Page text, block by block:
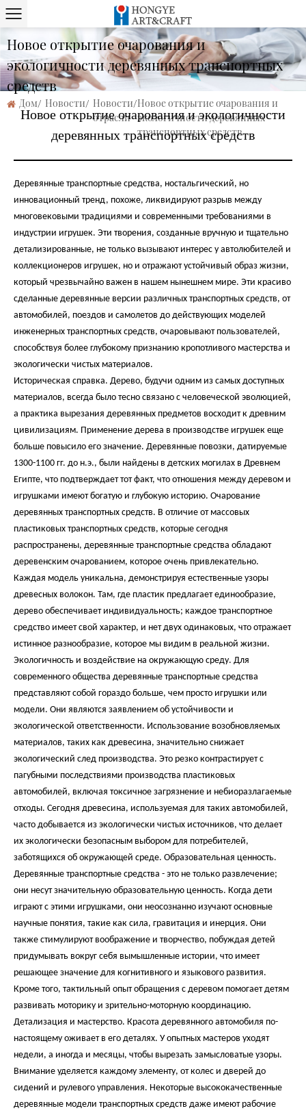
Новое открытие очарования и
экологичности деревянных транспортных
средств
Дом/ Новости/ Новости
отрасли
/Новое открытие очарования и
экологичности деревянных
транспортных средств
Новое открытие очарования и экологичности
деревянных транспортных средств
Деревянные транспортные средства, ностальгический, но
инновационный тренд, похоже, ликвидируют разрыв между
многовековыми традициями и современными требованиями в
индустрии игрушек. Эти творения, созданные вручную и тщательно
детализированные, не только вызывают интерес у автолюбителей и
коллекционеров игрушек, но и отражают устойчивый образ жизни,
который чрезвычайно важен в нашем нынешнем мире. Эти красиво
сделанные деревянные версии различных транспортных средств, от
автомобилей, поездов и самолетов до действующих моделей
инженерных транспортных средств, очаровывают пользователей,
способствуя более глубокому признанию кропотливого мастерства и
экологически чистых материалов.
Историческая справка. Дерево, будучи одним из самых доступных
материалов, всегда было тесно связано с человеческой эволюцией,
а практика вырезания деревянных предметов восходит к древним
цивилизациям. Применение дерева в производстве игрушек еще
больше повысило его значение. Деревянные повозки, датируемые
1300-1100 гг. до н.э., были найдены в детских могилах в Древнем
Египте, что подтверждает тот факт, что отношения между деревом и
игрушками имеют богатую и глубокую историю. Очарование
деревянных транспортных средств. В отличие от массовых
пластиковых транспортных средств, которые сегодня
распространены, деревянные транспортные средства обладают
деревенским очарованием, которое очень привлекательно.
Каждая модель уникальна, демонстрируя естественные узоры
древесных волокон. Там, где пластик предлагает единообразие,
дерево обеспечивает индивидуальность; каждое транспортное
средство имеет свой характер, и нет двух одинаковых, что отражает
истинное разнообразие, которое мы видим в реальной жизни.
Экологичность и воздействие на окружающую среду. Для
современного общества деревянные транспортные средства
представляют собой гораздо больше, чем просто игрушки или
модели. Они являются заявлением об устойчивости и
экологической ответственности. Использование возобновляемых
материалов, таких как древесина, значительно снижает
экологический след производства. Это резко контрастирует с
пагубными последствиями производства пластиковых
автомобилей, включая токсичное загрязнение и небиоразлагаемые
отходы. Сегодня древесина, используемая для таких автомобилей,
часто добывается из экологически чистых источников, что делает
их экологически безопасным выбором для потребителей,
заботящихся об окружающей среде. Образовательная ценность.
Деревянные транспортные средства - это не только развлечение;
они несут значительную образовательную ценность. Когда дети
играют с этими игрушками, они неосознанно изучают основные
научные понятия, такие как сила, гравитация и инерция. Они
также стимулируют воображение и творчество, побуждая детей
придумывать вокруг себя вымышленные истории, что имеет
решающее значение для когнитивного и языкового развития.
Кроме того, тактильный опыт обращения с деревом помогает детям
развивать моторику и зрительно-моторную координацию.
Детализация и мастерство. Красота деревянного автомобиля по-
настоящему оживает в его деталях. У опытных мастеров уходят
недели, а иногда и месяцы, чтобы вырезать замысловатые узоры.
Внимание уделяется каждому элементу, от колес и дверей до
сидений и рулевого управления. Некоторые высококачественные
деревянные модели транспортных средств даже имеют рабочие